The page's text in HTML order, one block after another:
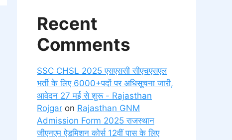
Recent
Comments
SSC CHSL 2025 एसएससी सीएचएसएल
भर्ती के लिए 6000+पदों पर अधिसूचना जारी,
आवेदन 27 मई से शुरू - Rajasthan
Rojgar on Rajasthan GNM
Admission Form 2025 राजस्थान
जीएनएम ऐडमिशन कोर्स 12वीं पास के लिए